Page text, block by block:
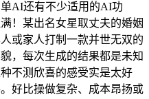
AI还有不少适用的AI功
！某出名女星取丈夫的婚姻
或家人打制一款并世无双的
，每次生成的结果都是未知
不测欣喜的感受实是太好
好比操做复杂、成本昂扬或